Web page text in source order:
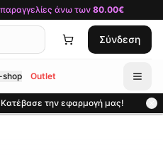
άνω των 80.00€
Σύνδεση
shop Outlet
την εφαρμογή μας!